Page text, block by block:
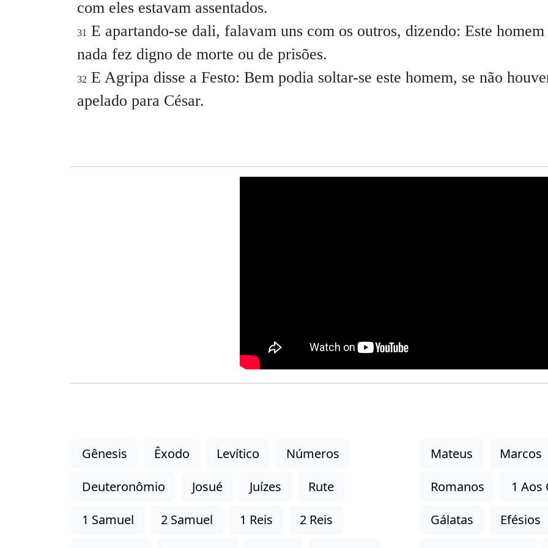
com eles estavam assentados.
31 E apartando-se dali, falavam uns com os outros, dizendo: Este homem
nada fez digno de morte ou de prisões.
32 E Agripa disse a Festo: Bem podia soltar-se este homem, se não
apelado para César.
Gênesis Êxodo Levítico
Números
Deuteronômio
Josué Juízes
Rute
1 Samuel
2 Samuel 1 Reis
2 Reis
Mateus
Marcos
Romanos
1 Aos
Gálatas
Efésios